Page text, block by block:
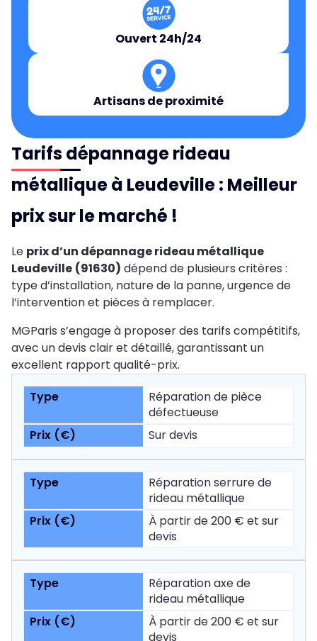
Ouvert 24h/24
Artisans de proximité
Tarifs dépannage rideau
métallique à Leudeville : Meilleur
prix sur le marché !
Le prix d’un dépannage rideau métallique
Leudeville (91630) dépend de plusieurs critères :
type d’installation, nature de la panne, urgence de
l’intervention et pièces à remplacer.
MGParis s’engage à proposer des tarifs compétitifs,
avec un devis clair et détaillé, garantissant un
excellent rapport qualité-prix.
Réparation de pièce
défectueuse
Sur devis
Réparation serrure de
rideau métallique
À partir de 200 € et sur
devis
Réparation axe de
rideau métallique
À partir de 200 € et sur
devis